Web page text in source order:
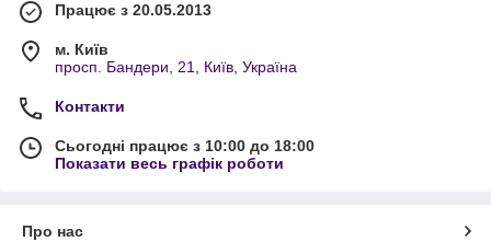
Працює з 20.05.2013
м. Київ
просп. Бандери, 21, Київ, Україна
Контакти
Сьогодні працює з 10:00 до 18:00
Показати весь графік роботи
Про нас